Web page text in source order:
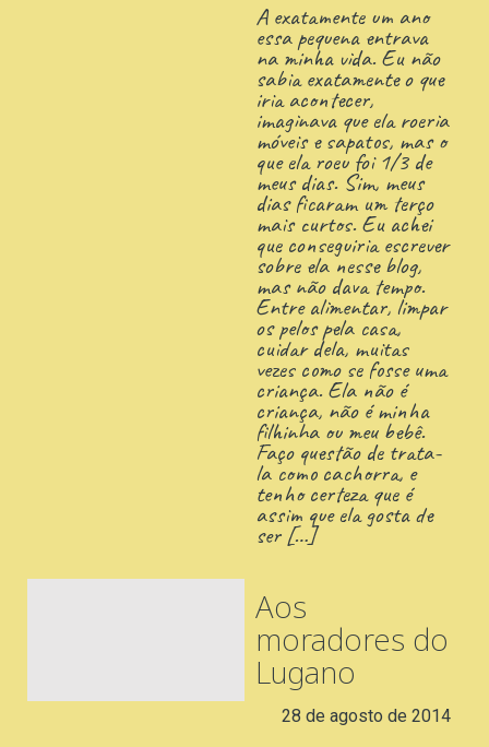
A exatamente um ano
essa pequena entrava
na minha vida. Eu não
sabia exatamente o que
iria acontecer,
imaginava que ela roeria
móveis e sapatos, mas o
que ela roeu foi 1/3 de
meus dias. Sim, meus
dias ficaram um terço
mais curtos. Eu achei
que conseguiria escrever
sobre ela nesse blog,
mas não dava tempo.
Entre alimentar, limpar
os pelos pela casa,
cuidar dela, muitas
vezes como se fosse uma
criança. Ela não é
criança, não é minha
filhinha ou meu bebê.
Faço questão de trata-
la como cachorra, e
tenho certeza que é
assim que ela gosta de
ser[…]
Aos
moradores do
Lugano
28 de agosto de 2014